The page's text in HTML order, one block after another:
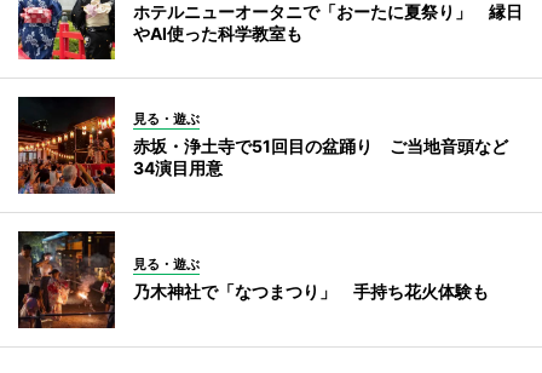
ホテルニューオータニで「おーたに夏祭り」 縁日
やAI使った科学教室も
見る・遊ぶ
赤坂・浄土寺で51回目の盆踊り ご当地音頭など
34演目用意
見る・遊ぶ
乃木神社で「なつまつり」 手持ち花火体験も